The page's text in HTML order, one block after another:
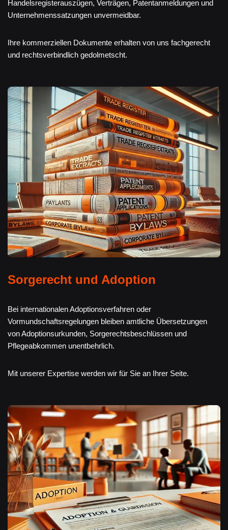
Handelsregisterauszügen, Verträgen, Patentanmeldungen und
Unternehmenssatzungen unvermeidbar.
Ihre kommerziellen Dokumente erhalten von uns fachgerecht
und rechtsverbindlich gedolmetscht.
Sorgerecht und Adoption
Bei internationalen Adoptionsverfahren oder
Vormundschaftsregelungen bleiben amtliche Übersetzungen
von Adoptionsurkunden, Sorgerechtsbeschlüssen und
Pflegeabkommen unentbehrlich.
Mit unserer Expertise werden wir für Sie an Ihrer Seite.